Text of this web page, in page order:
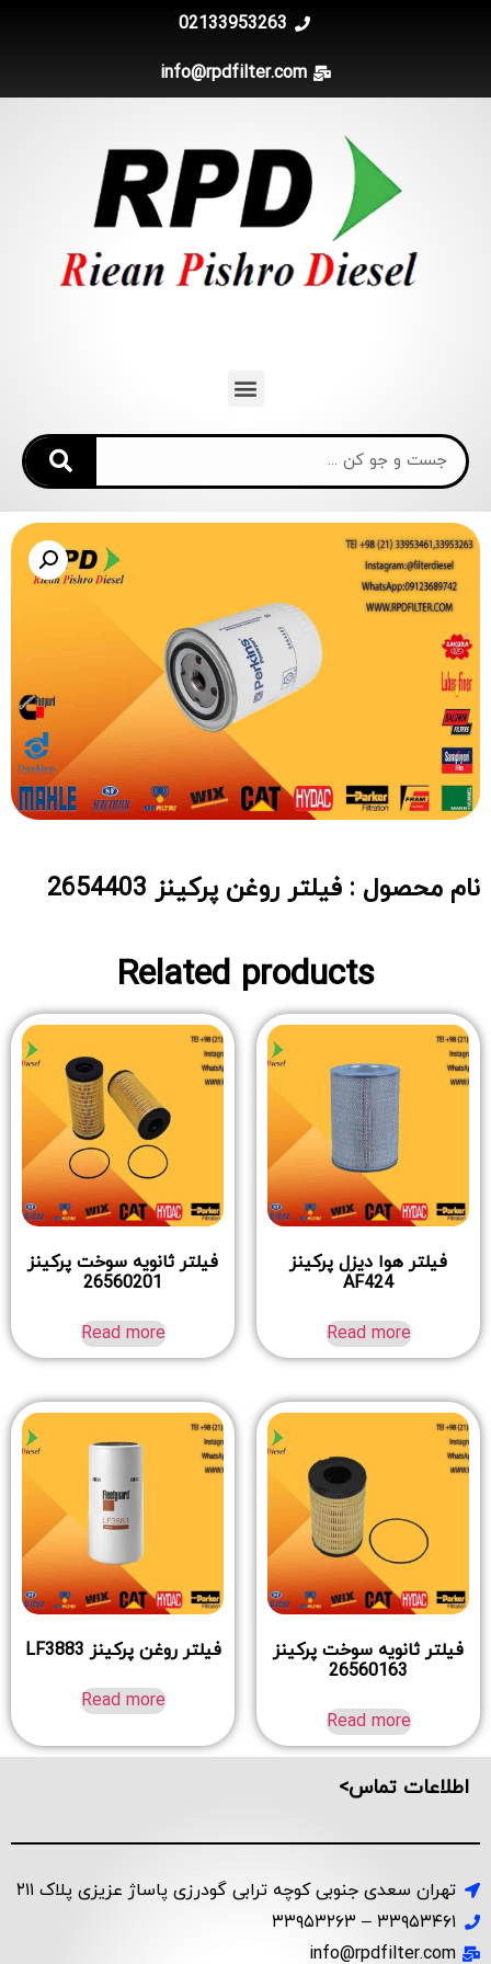
02133953263
info@rpdfilter.com
نام محصول : فیلتر روغن پرکینز 2654403
Related products
فیلتر هوا دیزل پرکینز
AF424
Read more
فیلتر ثانویه سوخت پرکینز
26560201
Read more
فیلتر ثانویه سوخت پرکینز
26560163
Read more
فیلتر روغن پرکینز LF3883
Read more
اطلاعات تماس>
تهران سعدی جنوبی کوچه ترابی گودرزی پاساژ عزیزی پلاک ۲۱۱
۳۳۹۵۳۴۶۱ – ۳۳۹۵۳۲۶۳
info@rpdfilter.com